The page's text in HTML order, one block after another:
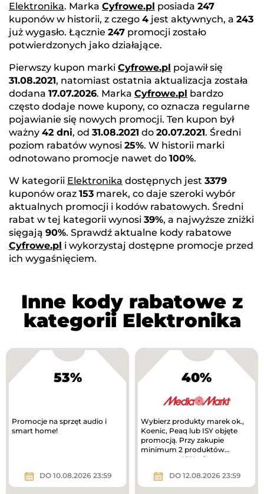
Elektronika. Marka Cyfrowe.pl posiada 247
kuponów w historii, z czego 4 jest aktywnych, a 243
już wygasło. Łącznie 247 promocji zostało
potwierdzonych jako działające.
Pierwszy kupon marki Cyfrowe.pl pojawił się
31.08.2021, natomiast ostatnia aktualizacja została
dodana 17.07.2026. Marka Cyfrowe.pl bardzo
często dodaje nowe kupony, co oznacza regularne
pojawianie się nowych promocji. Ten kupon był
ważny 42 dni, od 31.08.2021 do 20.07.2021. Średni
poziom rabatów wynosi 25%. W historii marki
odnotowano promocje nawet do 100%.
W kategorii Elektronika dostępnych jest 3379
kuponów oraz 153 marek, co daje szeroki wybór
aktualnych promocji i kodów rabatowych. Średni
rabat w tej kategorii wynosi 39%, a najwyższe zniżki
sięgają 90%. Sprawdź aktualne kody rabatowe
Cyfrowe.pl i wykorzystaj dostępne promocje przed
ich wygaśnięciem.
Inne kody rabatowe z
kategorii Elektronika
53%
Promocje na sprzęt audio i
smart home!
DO 10.08.2026 23:59
40%
Wybierz produkty marek ok.,
Koenic, Peaq lub ISY objęte
promocją. Przy zakupie
minimum 2 produktów
otrzymasz 40% rabatu na
DO 12.08.2026 23:59